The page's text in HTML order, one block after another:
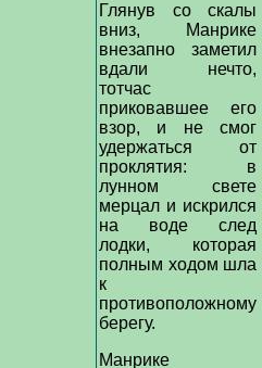
Глянув со скалы
вниз, Манрике
внезапно заметил
вдали нечто,
тотчас
приковавшее его
взор, и не смог
удержаться от
проклятия: в
лунном свете
мерцал и искрился
на воде след
лодки, которая
полным ходом шла
к
противоположному
берегу.
Манрике